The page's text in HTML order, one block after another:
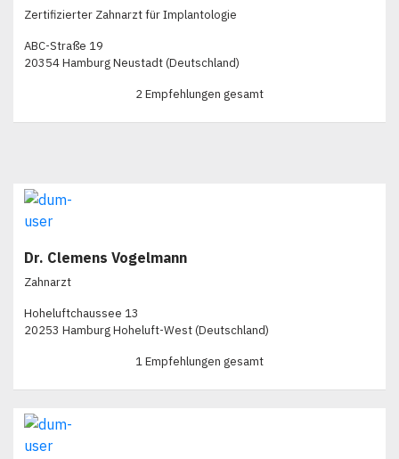
Zertifizierter Zahnarzt für Implantologie
ABC-Straße 19
20354 Hamburg Neustadt (Deutschland)
2 Empfehlungen gesamt
Dr. Clemens Vogelmann
Zahnarzt
Hoheluftchaussee 13
20253 Hamburg Hoheluft-West (Deutschland)
1 Empfehlungen gesamt